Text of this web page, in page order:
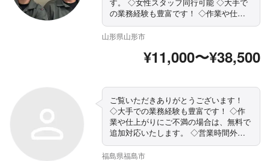
の業務経験も豊富です！ ◇作業や仕上
がりにご不満の場合は、無料で追加対応
いたします。 ◇営業時間外・対応地域
対応します！ぜひ当店にお任せください
まずはお気軽にご相談ください！
山形県山形市
¥11,000〜¥38,500
ご覧いただきありがとうございます！
◇大手での業務経験も豊富です！ ◇作
業や仕上がりにご不満の場合は、無料で
追加対応いたします。 ◇営業時間外・
対応地域外でもご要望お聞きします！
◇駐車代は当店が負担します ◇精一杯
福島県福島市